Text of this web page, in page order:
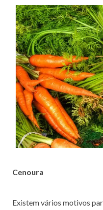
Cenoura
Existem vários motivos